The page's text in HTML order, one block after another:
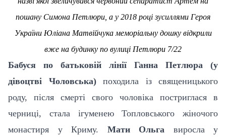
пошану Симона Петлюри, а у 2018 році зусиллями Героя
України Юліана Матвійчука меморіальну дошку відкрили
вже на будинку по вулиці Петлюри 7/22
Бабуся по батьковій лінії Ганна Петлюра (у
дівоцтві Чоловська)походила із священицького
роду, після смерті свого чоловіка постриглася в
черниці, стала ігуменею Топловського жіночого
монастиря у Криму. Мати Ольга виросла у